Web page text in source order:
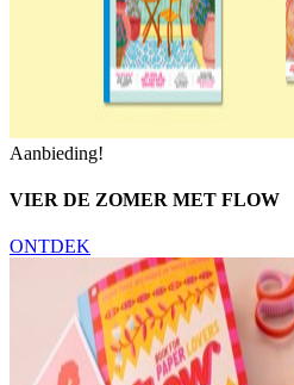
Aanbieding!
VIER DE ZOMER MET FLOW
ONTDEK